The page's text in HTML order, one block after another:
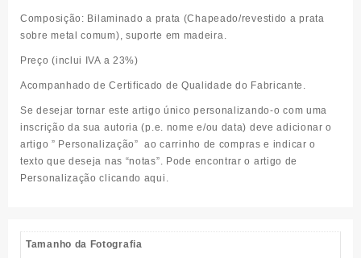
Composição: Bilaminado a prata (Chapeado/revestido a prata
sobre metal comum), suporte em madeira.
Preço (inclui IVA a 23%)
Acompanhado de Certificado de Qualidade do Fabricante.
Se desejar tornar este artigo único personalizando-o com uma
inscrição da sua autoria (p.e. nome e/ou data) deve adicionar o
artigo ” Personalização” ao carrinho de compras e indicar o
texto que deseja nas “notas”. Pode encontrar o artigo de
Personalização clicando aqui .
Tamanho da Fotografia